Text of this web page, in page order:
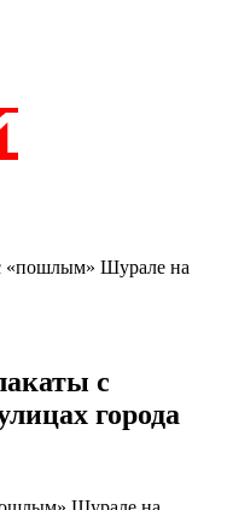
«пошлым» Шурале на
с
города